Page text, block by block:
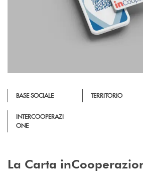
BASE SOCIALE TERRITORIO
INTERCOOPERAZI
ONE
La Carta